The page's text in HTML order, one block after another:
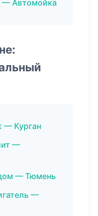
— Автомойка
— Курган
—
— Тюмень
—